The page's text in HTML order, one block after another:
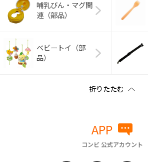
哺乳びん・マグ関
連（部品）
ベビートイ（部
品）
APP
コンビ 公式アカウント